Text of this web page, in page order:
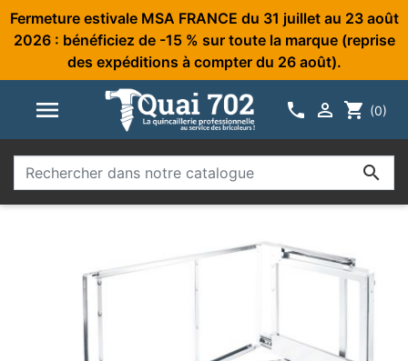
Fermeture estivale MSA FRANCE du 31 juillet au 23 août
2026 : bénéficiez de -15 % sur toute la marque (reprise
des expéditions à compter du 26 août).
   shopping_cart (0)
